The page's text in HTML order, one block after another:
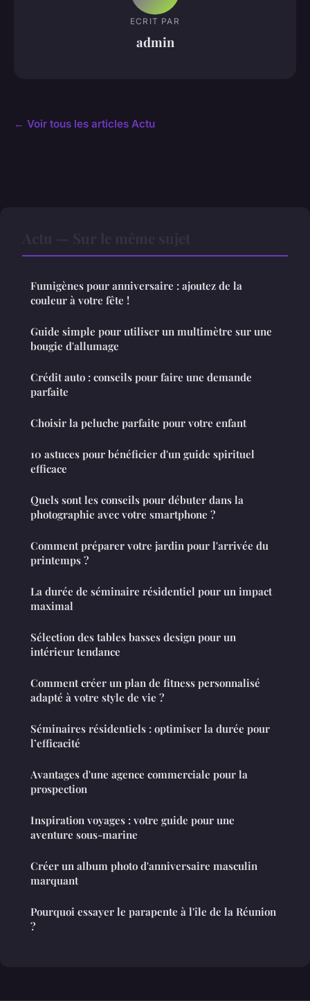
ECRIT PAR
admin
← Voir tous les articles Actu
Fumigènes pour anniversaire : ajoutez de la
couleur à votre fête !
Guide simple pour utiliser un multimètre sur une
bougie d'allumage
Crédit auto : conseils pour faire une demande
parfaite
Choisir la peluche parfaite pour votre enfant
10 astuces pour bénéficier d'un guide spirituel
efficace
Quels sont les conseils pour débuter dans la
photographie avec votre smartphone ?
Comment préparer votre jardin pour l'arrivée du
printemps ?
La durée de séminaire résidentiel pour un impact
maximal
Sélection des tables basses design pour un
intérieur tendance
Comment créer un plan de fitness personnalisé
adapté à votre style de vie ?
Séminaires résidentiels : optimiser la durée pour
l’efficacité
Avantages d'une agence commerciale pour la
prospection
Inspiration voyages : votre guide pour une
aventure sous-marine
Créer un album photo d'anniversaire masculin
marquant
Pourquoi essayer le parapente à l'île de la Réunion
?